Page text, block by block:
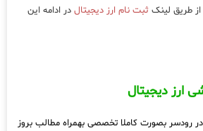
از طریق لینک ثبت نام ارز دیجیتال در ادامه این
آموزشی ارز دیجیتال
در رودسر بصورت کاملا تخصصی بهمراه مطالب بروز